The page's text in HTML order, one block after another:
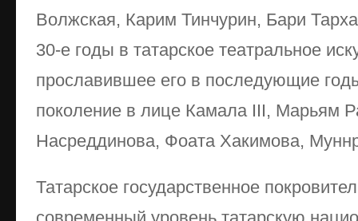
Волжская, Карим Тинчурин, Бари
30-е годы в татарское театральное
прославившее его в последующие
поколение в лице Камала III, Марьям
Насреддинова, Фоата Хакимова,
Татарское государственное